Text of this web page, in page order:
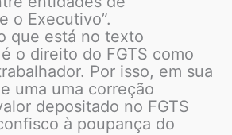
o Executivo”.
que está no texto
o direito do FGTS como
Por isso, em sua
uma uma correção
depositado no FGTS
à poupança do